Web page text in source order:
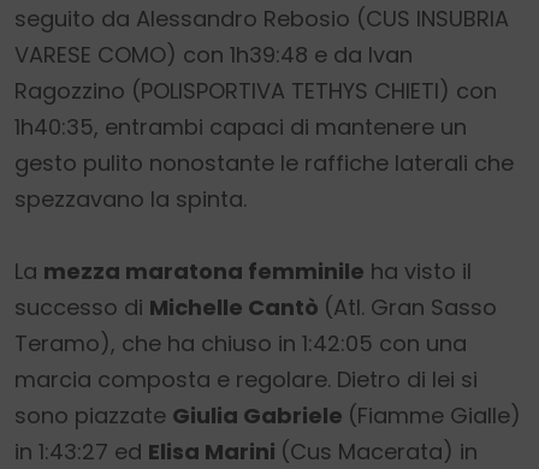
seguito da Alessandro Rebosio (CUS INSUBRIA
VARESE COMO) con 1h39:48 e da Ivan
Ragozzino (POLISPORTIVA TETHYS CHIETI) con
1h40:35, entrambi capaci di mantenere un
gesto pulito nonostante le raffiche laterali che
spezzavano la spinta.
La mezza maratona femminile ha visto il
successo di Michelle Cantò (Atl. Gran Sasso
Teramo), che ha chiuso in 1:42:05 con una
marcia composta e regolare. Dietro di lei si
sono piazzate Giulia Gabriele (Fiamme Gialle)
in 1:43:27 ed Elisa Marini (Cus Macerata) in